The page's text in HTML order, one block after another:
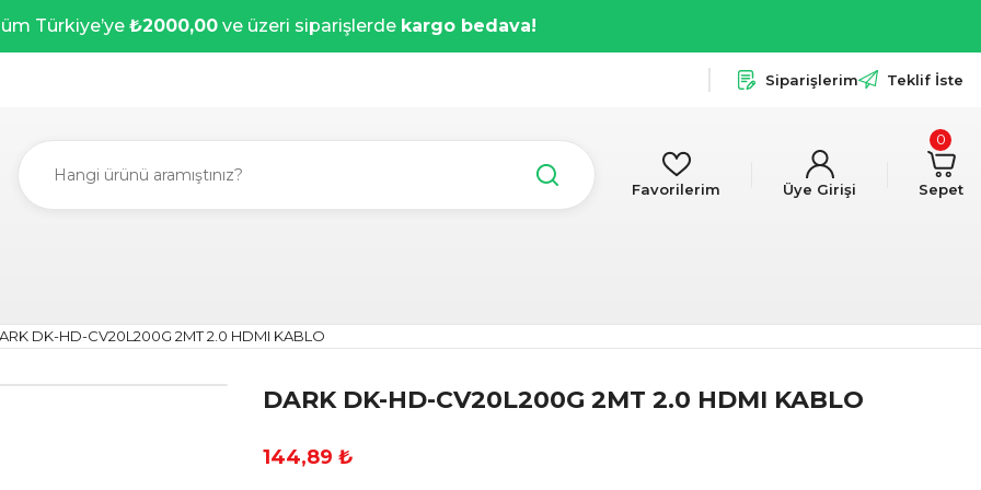
Türkiye’ye ₺2000,00 ve üzeri siparişlerde kargo bedava!
Siparişlerim Teklif İste
Favorilerim Üye Girişi Sepet
0
DK-HD-CV20L200G 2MT 2.0 HDMI KABLO
DARK DK-HD-CV20L200G 2MT 2.0 HDMI KABLO
144,89 ₺